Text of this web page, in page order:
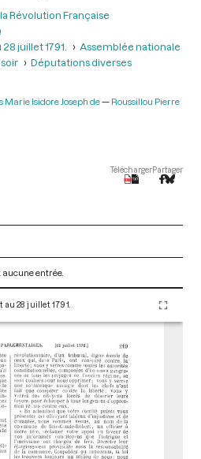
Révolution Française
juillet 1791.
Assemblée nationale
Députations diverses
Isidore Joseph de
Roussillou Pierre
TéléchargerPartager
entrée.
28 juillet 1791.